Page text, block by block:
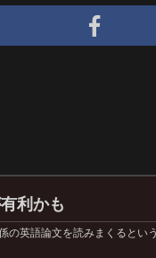
利かも
英語論文を読みまくるとい